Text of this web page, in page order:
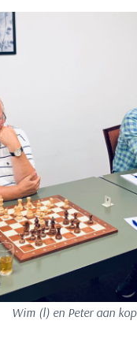
Wim (l) en Peter aan kop